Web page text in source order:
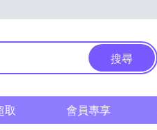
搜尋
取 會員專享